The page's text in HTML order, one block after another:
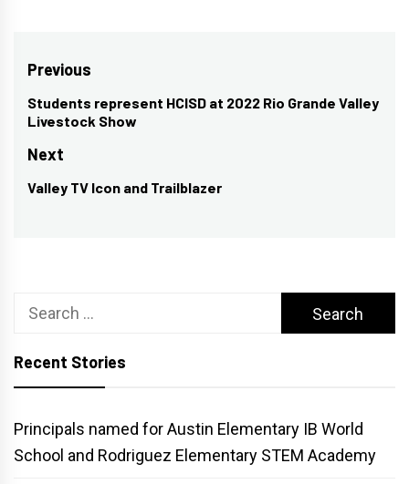
Post
navigation
Previous
Previous
post:
Students represent HCISD at 2022 Rio Grande Valley
Livestock Show
Next
Next
Valley TV Icon and Trailblazer
Search
Recent Stories
Principals named for Austin Elementary IB World
School and Rodriguez Elementary STEM Academy